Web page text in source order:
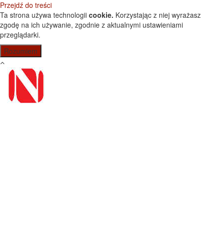
Przejdź do treści
Ta strona używa technologii cookie. Korzystając z niej wyrażasz
zgodę na ich używanie, zgodnie z aktualnymi ustawieniami
przeglądarki.